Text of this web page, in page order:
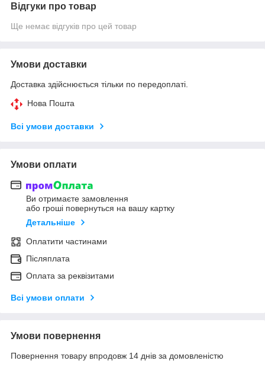
Відгуки про товар
Ще немає відгуків про цей товар
Умови доставки
Доставка здійснюється тільки по передоплаті.
Нова Пошта
Всі умови доставки
Умови оплати
Ви отримаєте замовлення
або гроші повернуться на вашу картку
Детальніше
Оплатити частинами
Післяплата
Оплата за реквізитами
Всі умови оплати
Умови повернення
Повернення товару впродовж 14 днів за домовленістю